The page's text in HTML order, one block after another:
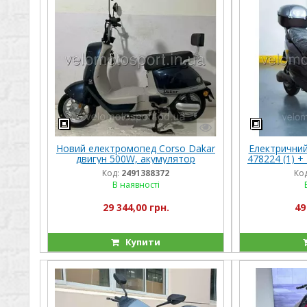
Новий електромопед Corso Dakar
двигун 500W, акумулятор
60V/20Ah
Код: 2491388372
В наявності
29 344,00 грн.
Купити
478224 (1)
1500W,